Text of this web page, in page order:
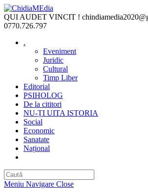
Skip
to
content
QUI AUDET VINCIT !
0770.726.797
.
Eveniment
Juridic
Cultural
Timp Liber
Editorial
PSIHOLOG
De la cititori
NU-ȚI UITA ISTORIA
Social
Economic
Sanatate
Național
Meniu Navigare Close